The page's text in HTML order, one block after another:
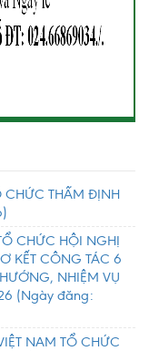
CHỨC THẨM ĐỊNH
CHỨC HỘI NGHỊ
KẾT CÔNG TÁC 6
NHIỆM VỤ
(Ngày đăng:
NAM TỔ CHỨC